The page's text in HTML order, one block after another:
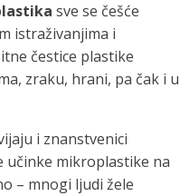
sve se češće
istraživanjima i
čestice plastike
zraku, hrani, pa čak i u
i znanstvenici
učinke mikroplastike na
– mnogi ljudi žele
Vrčevi za
Potpuno prijenosno
čistu vodu za